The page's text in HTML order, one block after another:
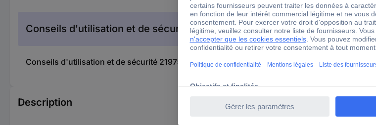
Conseils d'utilisation et de sécurité
Conseils d'utilisation et de sécurité 2197524 Fluke Testeur de piles BT520 plage de mesure
Description